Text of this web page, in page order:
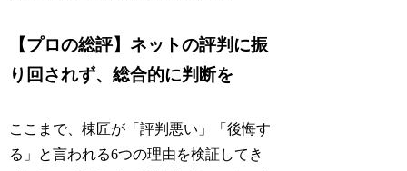
【プロの総評】ネットの評判に振
り回されず、総合的に判断を
ここまで、棟匠が「評判悪い」「後悔す
る」と言われる6つの理由を検証してき